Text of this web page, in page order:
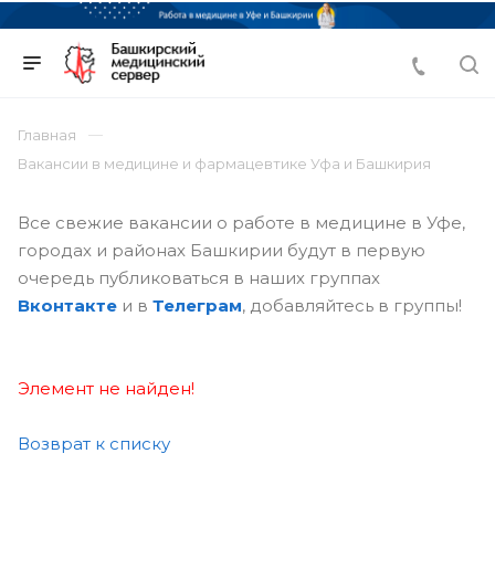
Главная
Вакансии в медицине и фармацевтике Уфа и Башкирия
Все свежие вакансии о работе в медицине в Уфе,
городах и районах Башкирии будут в первую
очередь публиковаться в наших группах
Вконтакте и в Телеграм, добавляйтесь в группы!
Элемент не найден!
Возврат к списку